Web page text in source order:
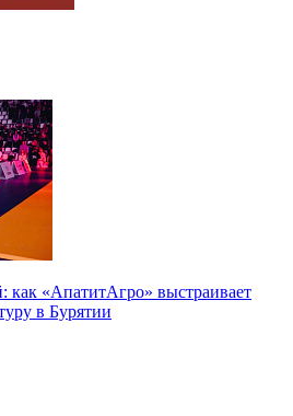
как «АпатитАгро» выстраивает
в Бурятии